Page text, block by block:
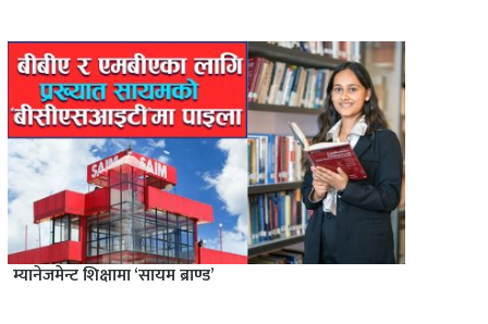
म्यानेजमेन्ट शिक्षामा ‘सायम ब्राण्ड’